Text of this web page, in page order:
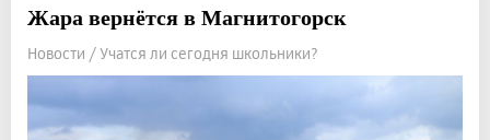
Жара вернётся в Магнитогорск
Новости / Учатся ли сегодня школьники?